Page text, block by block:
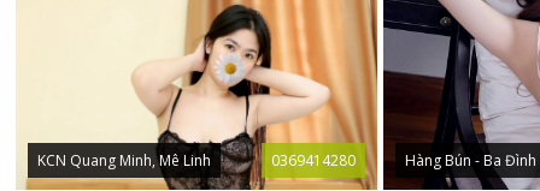
KCN Quang Minh, Mê Linh 0369414280 Hàng Bún - Ba Đình